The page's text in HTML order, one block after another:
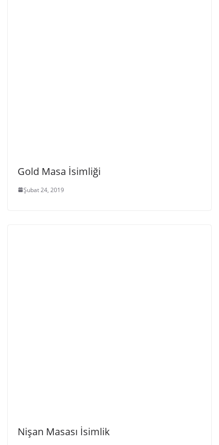
Gold Masa İsimliği
Şubat 24, 2019
Nişan Masası İsimlik